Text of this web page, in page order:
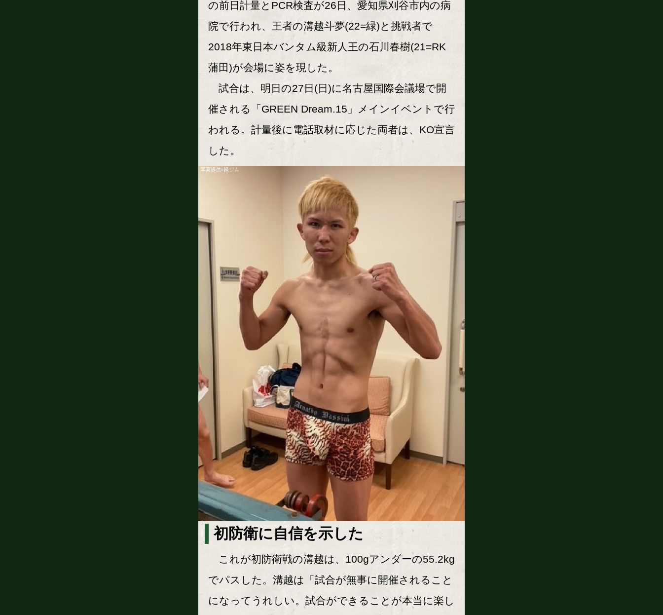
の前日計量とPCR検査が26日、愛知県刈谷市内の病
院で行われ、王者の溝越斗夢(22=緑)と挑戦者で
2018年東日本バンタム級新人王の石川春樹(21=RK
蒲田)が会場に姿を現した。
試合は、明日の27日(日)に名古屋国際会議場で開
催される「GREEN Dream.15」メインイベントで行
われる。計量後に電話取材に応じた両者は、KO宣言
した。
初防衛に自信を示した
これが初防衛戦の溝越は、100gアンダーの55.2kg
でパスした。溝越は「試合が無事に開催されること
になってうれしい。試合ができることが本当に楽し